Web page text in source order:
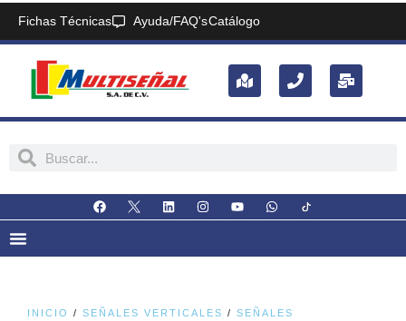
Fichas Técnicas Ayuda/FAQ'sCatálogo
INICIO / SEÑALES VERTICALES / SEÑALES